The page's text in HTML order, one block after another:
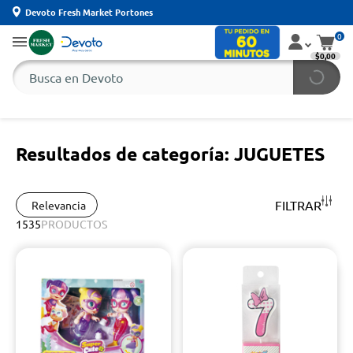
Devoto Fresh Market Portones
0
$0,00
Resultados de categoría: JUGUETES
Relevancia FILTRAR
1535PRODUCTOS